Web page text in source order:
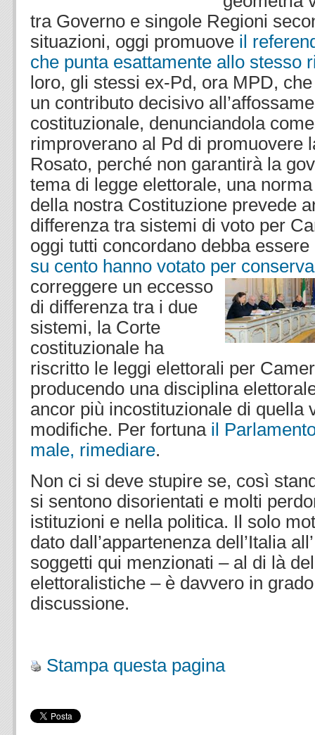
tra Governo e singole Regioni
situazioni, oggi promuove il
che punta esattamente allo stesso
loro, gli stessi ex-Pd, ora MPD,
un contributo decisivo
costituzionale, denunciandola
rimproverano al Pd di promuovere
Rosato, perché non garantirà la
tema di legge elettorale, una
della nostra Costituzione prevede
differenza tra sistemi di voto per
oggi tutti concordano debba
su cento hanno votato per
correggere un eccesso
di differenza tra i due
sistemi, la Corte
costituzionale ha
riscritto le leggi elettorali per
producendo una disciplina
ancor più incostituzionale di quella
modifiche. Per fortuna il
male, rimediare.
Non ci si deve stupire se, così
si sentono disorientati e molti
istituzioni e nella politica. Il solo
dato dall’appartenenza dell’Italia
soggetti qui menzionati – al di là
elettoralistiche – è davvero in
discussione.
Stampa questa pagina